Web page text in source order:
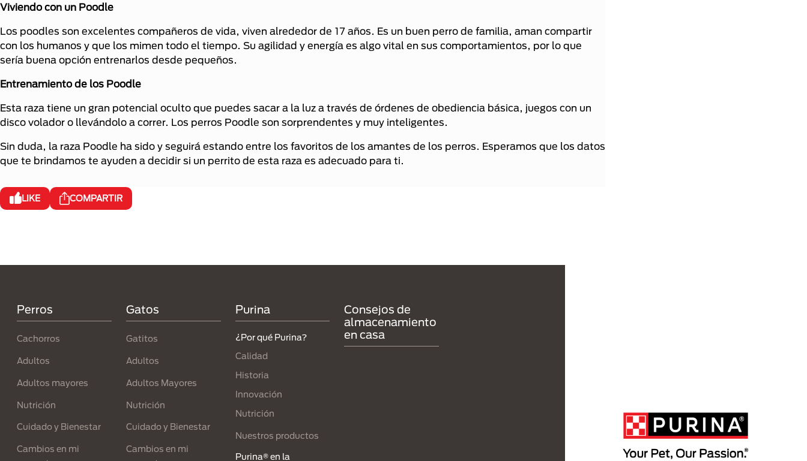
Viviendo con un Poodle
Los poodles son excelentes compañeros de vida, viven alrededor de 17 años. Es un buen perro de familia, aman compartir
con los humanos y que los mimen todo el tiempo. Su agilidad y energía es algo vital en sus comportamientos, por lo que
sería buena opción entrenarlos desde pequeños.
Entrenamiento de los Poodle
Esta raza tiene un gran potencial oculto que puedes sacar a la luz a través de órdenes de obediencia básica, juegos con un
disco volador o llevándolo a correr. Los perros Poodle son sorprendentes y muy inteligentes.
Sin duda, la raza Poodle ha sido y seguirá estando entre los favoritos de los amantes de los perros. Esperamos que los datos
que te brindamos te ayuden a decidir si un perrito de esta raza es adecuado para ti.
LIKE COMPARTIR
Perros
Cachorros
Adultos
Adultos mayores
Nutrición
Cuidado y Bienestar
Cambios en mi
Gatos
Gatitos
Adultos
Adultos Mayores
Nutrición
Cuidado y Bienestar
Cambios en mi
Purina
¿Por qué Purina?
Calidad
Historia
Innovación
Nutrición
Nuestros productos
Purina® en la
Consejos de
almacenamiento
en casa